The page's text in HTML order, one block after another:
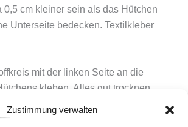
Zustimmung verwalten
0,5 cm kleiner sein als das Hütchen
Unterseite bedecken. Textilkleber
mit der linken Seite an die
kleben. Alles gut trocknen
ist das Puppenhütchen, das du noch
mit Blümchen oder anderem